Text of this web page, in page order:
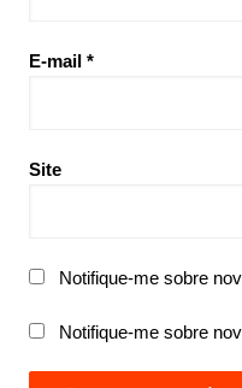
E-mail *
Site
Notifique-me sobre
Notifique-me sobre